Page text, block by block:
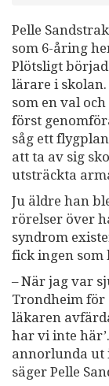
Pelle
som 6-åring
Plötsligt
lärare i
som en val
först
såg ett
att ta av sig
utsträckta
Ju äldre han
rörelser över
syndrom
fick ingen som
– När jag var
Trondheim för
läkaren
har vi inte
annorlunda ut
säger Pelle